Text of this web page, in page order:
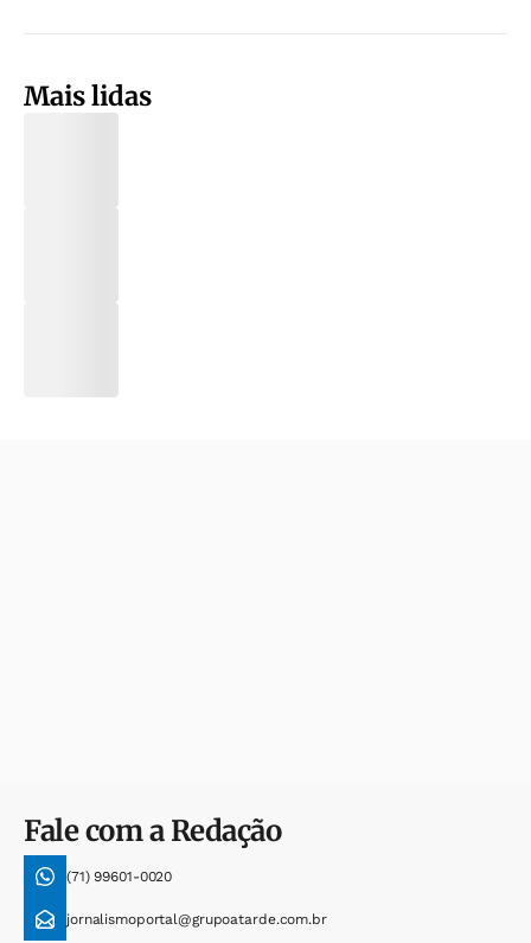
Mais lidas
Fale com a Redação
(71) 99601-0020
jornalismoportal@grupoatarde.com.br